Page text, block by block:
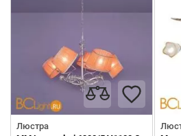
Люстра